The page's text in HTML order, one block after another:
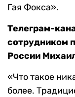
Гая Фокса».
Телеграм-
сотрудником
России
«Что такое
более.